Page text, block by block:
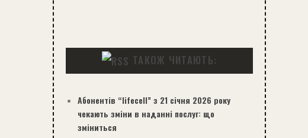
ТАКОЖ ЧИТАЮТЬ:
Абонентів “lifecell” з 21 січня 2026 року
чекають зміни в наданні послуг: що
зміниться